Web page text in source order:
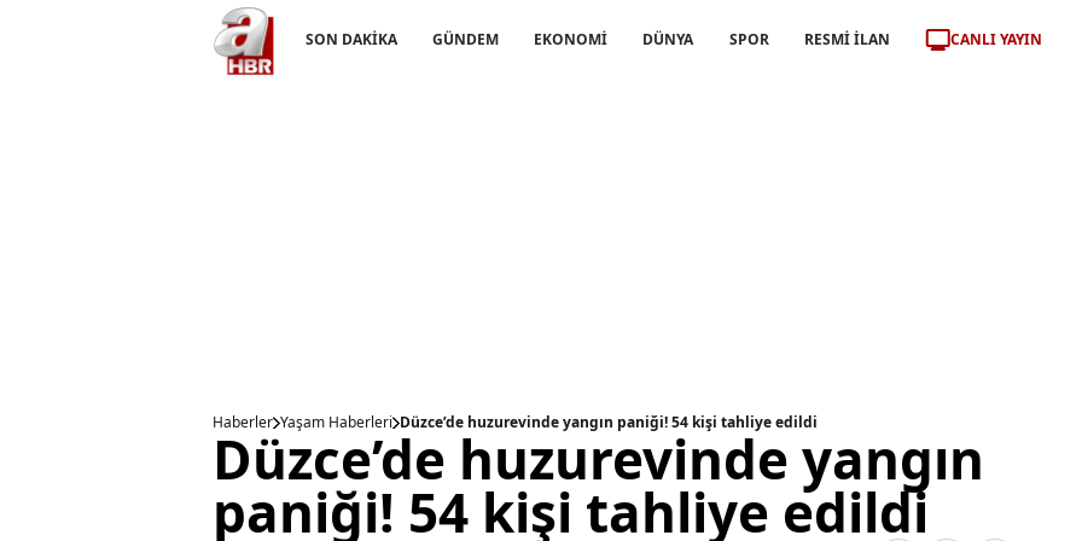
SON DAKİKA GÜNDEM EKONOMİ DÜNYA SPOR RESMİ İLAN CANLI YAYIN
Haberler Yaşam Haberleri Düzce’de huzurevinde yangın paniği! 54 kişi tahliye edildi
Düzce’de huzurevinde yangın
paniği! 54 kişi tahliye edildi